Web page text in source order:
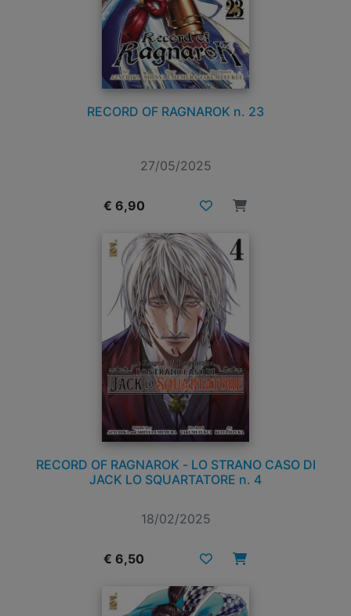
RECORD OF RAGNAROK n. 23
27/05/2025
€ 6,90
RECORD OF RAGNAROK - LO STRANO CASO DI
JACK LO SQUARTATORE n. 4
18/02/2025
€ 6,50